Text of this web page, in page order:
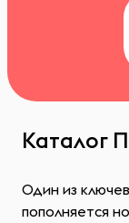
Каталог
Один из
пополняется